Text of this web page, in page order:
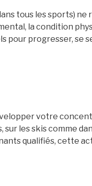
tous les sports) ne
la condition
pour progresser, se
votre
les skis comme
qualifiés, cette